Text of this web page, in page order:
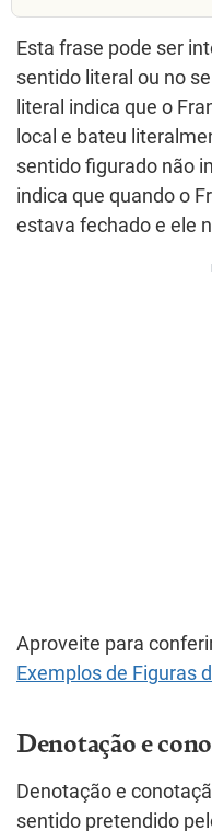
Esta frase pode ser
sentido literal ou no
literal indica que o
local e bateu
sentido figurado não
indica que quando o
estava fechado e ele
Aproveite para
Exemplos de Figuras
Denotação e
Denotação e
sentido pretendido